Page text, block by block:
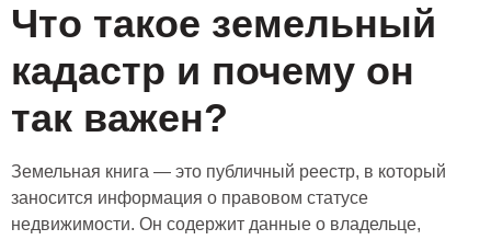
Что такое земельный
кадастр и почему он
так важен?
Земельная книга — это публичный реестр, в который
заносится информация о правовом статусе
недвижимости. Он содержит данные о владельце,